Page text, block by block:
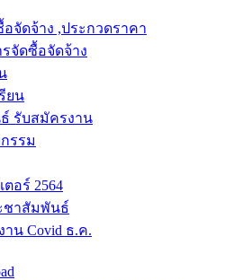
จัดจ้าง ,ประกวดราคา
จัดซื้อจัดจ้าง
ยน
รับสมัครงาน
รรม
อร์ 2564
ชาสัมพันธ์
น Covid ธ.ค.